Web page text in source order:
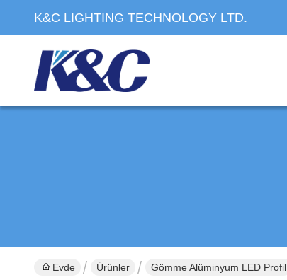
K&C LIGHTING TECHNOLOGY LTD.
Evde Ürünler Gömme Alüminyum LED Profil